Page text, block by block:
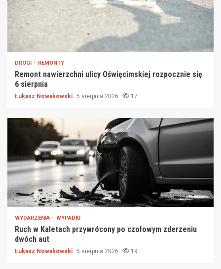
DROGI REMONTY
Remont nawierzchni ulicy Oświęcimskiej rozpocznie się
6 sierpnia
Łukasz Nowakowski 5 sierpnia 2026 17
WYDARZENIA WYPADKI
Ruch w Kaletach przywrócony po czołowym zderzeniu
dwóch aut
Łukasz Nowakowski 5 sierpnia 2026 19